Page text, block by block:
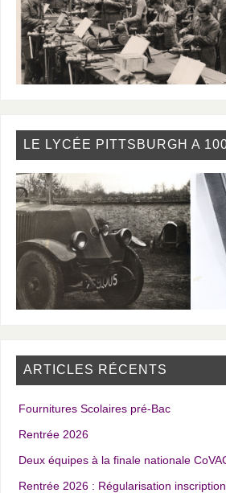
LE LYCÉE PITTSBURGH A
ARTICLES RÉCENTS
Fournitures Scolaires pré-Bac
Rentrée 2026
Deux équipes à la finale nationale
Rentrée 2026 : Régularisation